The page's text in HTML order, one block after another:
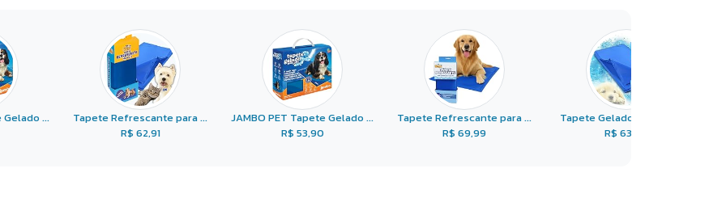
Gelado ...
Tapete Refrescante para ...
R$ 62,91
JAMBO PET Tapete Gelado ...
R$ 53,90
Tapete Refrescante para ...
R$ 69,99
Tapete Gelado Para Pets ...
R$ 63,90